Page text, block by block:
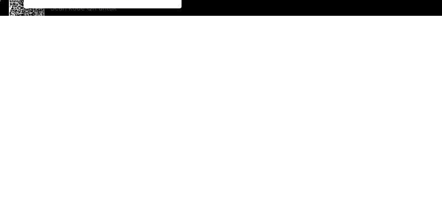
Scan kode QR untuk
mengunduh sekarang!